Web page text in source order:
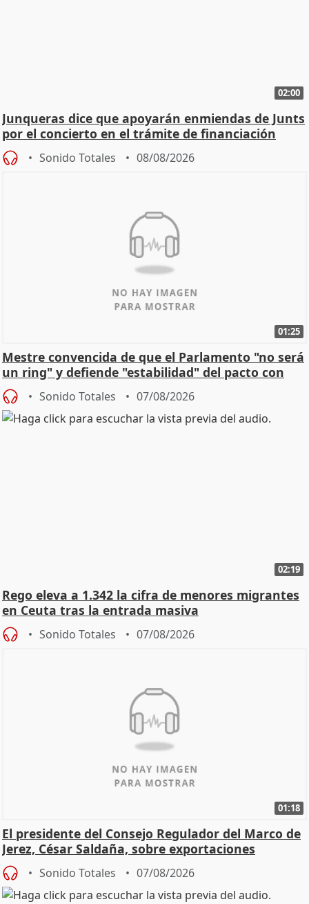
02:00
Junqueras dice que apoyarán enmiendas de Junts
por el concierto en el trámite de financiación
Sonido Totales 08/08/2026
01:25
Mestre convencida de que el Parlamento "no será
un ring" y defiende "estabilidad" del pacto con
Vox
Sonido Totales 07/08/2026
02:19
Rego eleva a 1.342 la cifra de menores migrantes
en Ceuta tras la entrada masiva
Sonido Totales 07/08/2026
01:18
El presidente del Consejo Regulador del Marco de
Jerez, César Saldaña, sobre exportaciones
Sonido Totales 07/08/2026